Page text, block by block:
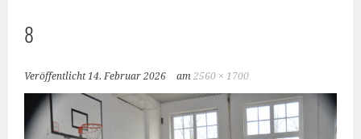
8
Veröffentlicht14. Februar 2026 am2560 × 1700